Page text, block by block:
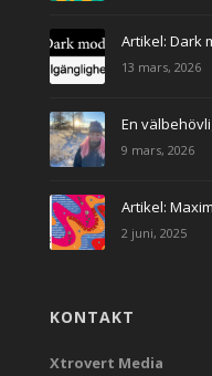
Artikel: Dark
13 mars, 2026
En
9 mars, 2026
Artikel:
2 juni, 2025
KONTAKT
Xtrovert Media